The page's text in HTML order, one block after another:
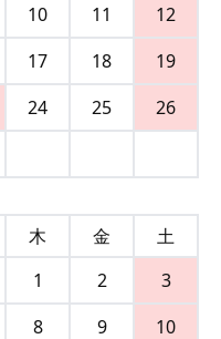
10 11
12
17 18
19
24 25
26
木 金
土
1
2
3
8 9
10